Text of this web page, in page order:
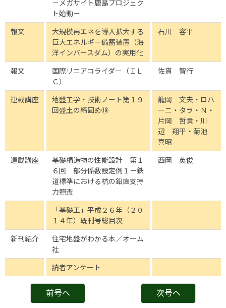
－メガサイト鹿島プロジェク
ト始動－
報文
大規模再エネを導入拡大する
巨大エネルギー備蓄装置（海
洋インバースダム）の実用化
石川 容平
報文
国際リニアコライダー（ＩＬ
Ｃ）
佐貫 智行
連載講座
地盤工学・技術ノート第１９
回盛土の締固め⑲
龍岡 文夫・ロハ
ーニ・タラ・Ｎ・
片岡 哲貴・川
辺 翔平・菊池
喜昭
連載講座
基礎構造物の性能設計 第１
６回 部分係数設定例１－鉄
道標準における杭の鉛直支持
力照査
西岡 英俊
「基礎工」平成２６年（２０
１４年）既刊号総目次
新刊紹介
住宅地盤がわかる本／オーム
社
読者アンケート
前号へ 次号へ